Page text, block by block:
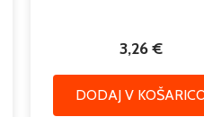
3,26€
DODAJ V